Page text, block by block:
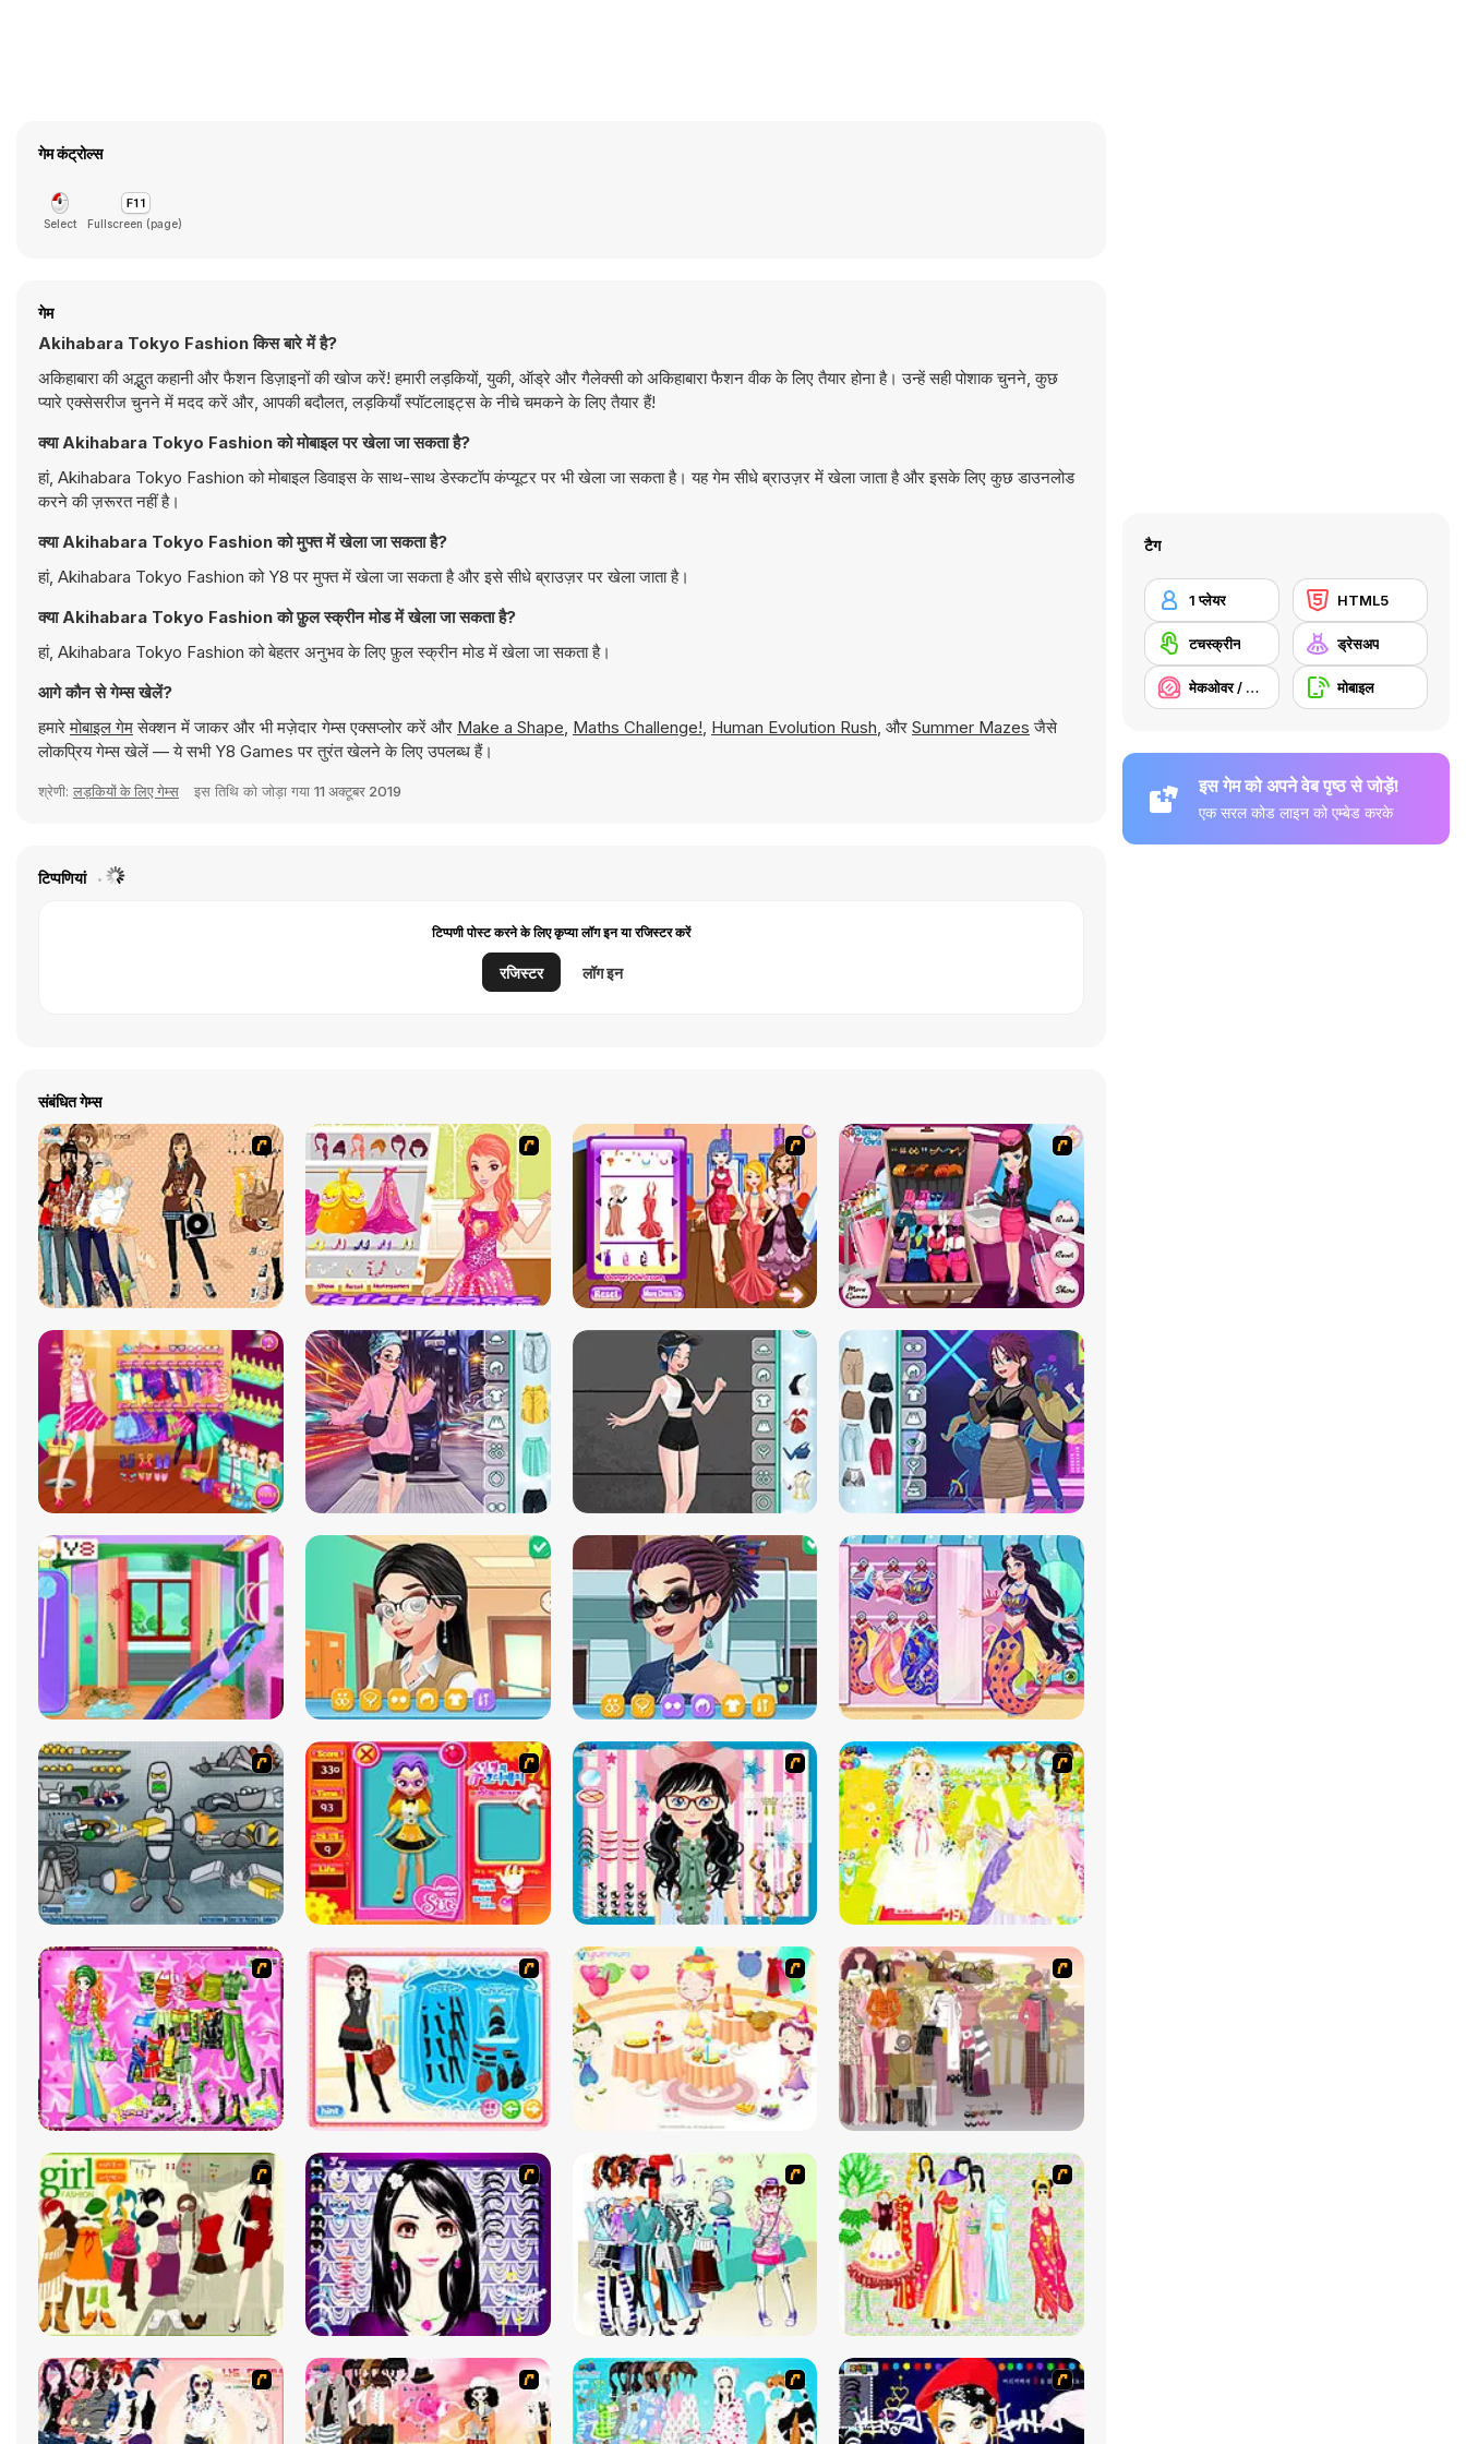
गेम कंट्रोल्स
Select Fullscreen (page)
गेम
Akihabara Tokyo Fashion किस बारे में है?
अकिहाबारा की अद्भुत कहानी और फैशन डिज़ाइनों की खोज करें! हमारी लड़कियों, युकी, ऑड्रे और गैलेक्सी को अकिहाबारा फैशन वीक के लिए तैयार होना है। उन्हें सही पोशाक चुनने, कुछ
प्यारे एक्सेसरीज चुनने में मदद करें और, आपकी बदौलत, लड़कियाँ स्पॉटलाइट्स के नीचे चमकने के लिए तैयार हैं!
क्या Akihabara Tokyo Fashion को मोबाइल पर खेला जा सकता है?
हां, Akihabara Tokyo Fashion को मोबाइल डिवाइस के साथ-साथ डेस्कटॉप कंप्यूटर पर भी खेला जा सकता है। यह गेम सीधे ब्राउज़र में खेला जाता है और इसके लिए कुछ डाउनलोड
करने की ज़रूरत नहीं है।
क्या Akihabara Tokyo Fashion को मुफ्त में खेला जा सकता है?
हां, Akihabara Tokyo Fashion को Y8 पर मुफ्त में खेला जा सकता है और इसे सीधे ब्राउज़र पर खेला जाता है।
क्या Akihabara Tokyo Fashion को फ़ुल स्क्रीन मोड में खेला जा सकता है?
हां, Akihabara Tokyo Fashion को बेहतर अनुभव के लिए फ़ुल स्क्रीन मोड में खेला जा सकता है।
आगे कौन से गेम्स खेलें?
हमारेमोबाइल गेमसेक्शन में जाकर और भी मज़ेदार गेम्स एक्सप्लोर करें और Make a Shape, Maths Challenge!, Human Evolution Rush, और Summer Mazes जैसे
लोकप्रिय गेम्स खेलें — ये सभी Y8 Games पर तुरंत खेलने के लिए उपलब्ध हैं।
श्रेणी: लड़कियों के लिए गेम्स इस तिथि को जोड़ा गया 11 अक्टूबर 2019
टिप्पणियां
टिप्पणी पोस्ट करने के लिए कृप्या लॉग इन या रजिस्टर करें
रजिस्टर लॉग इन
संबंधित गेम्स
टैग
1 प्लेयर HTML5
टचस्क्रीन ड्रेसअप
मेकओवर / मेकअप मोबाइल
इस गेम को अपने वेब पृष्ठ से जोड़ें!
एक सरल कोड लाइन को एम्बेड करके